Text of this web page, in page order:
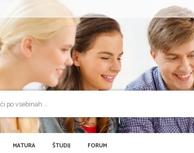
MATURA ŠTUDIJ FORUM